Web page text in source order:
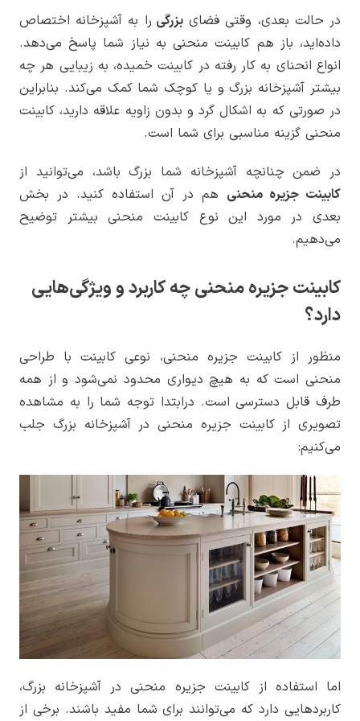
در حالت بعدی، وقتی فضایبزرگی را به آشپزخانه اختصاص
داده‌اید، باز هم کابینت منحنی به نیاز شما پاسخ می‌دهد.
انواع انحنای به کار رفته در کابینت خمیده، به زیبایی هر چه
بیشتر آشپزخانه بزرگ و یا کوچک شما کمک می‌کند. بنابراین
در صورتی که به اشکال گرد و بدون زاویه علاقه دارید، کابینت
منحنی گزینه مناسبی برای شما است.
در ضمن چنانچه آشپزخانه شما بزرگ باشد، می‌توانید از
کابینت جزیره منحنی هم در آن استفاده کنید. در بخش
بعدی در مورد این نوع کابینت منحنی بیشتر توضیح
می‌دهیم.
کابینت جزیره منحنی چه کاربرد و ویژگی‌هایی
دارد؟
منظور از کابینت جزیره منحنی، نوعی کابینت با طراحی
منحنی است که به هیچ دیواری محدود نمی‌شود و از همه
طرف قابل دسترسی است. درابتدا توجه شما را به مشاهده
تصویری از کابینت جزیره منحنی در آشپزخانه بزرگ جلب
می‌کنیم:
اما استفاده از کابینت جزیره منحنی در آشپزخانه بزرگ،
کاربردهایی دارد که می‌توانند برای شما مفید باشند. برخی از